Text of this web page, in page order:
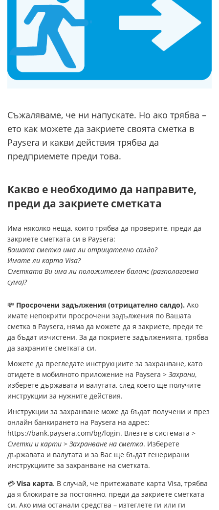
Съжаляваме, че ни напускате. Но ако трябва –
ето как можете да закриете своята сметка в
Paysera и какви действия трябва да
предприемете преди това.
Какво е необходимо да направите,
преди да закриете сметката
Има няколко неща, които трябва да проверите, преди да
закриете сметката си в Paysera:
Вашата сметка има ли отрицателно салдо?
Имате ли карта Visa?
Сметката Ви има ли положителен баланс (разполагаема
сума)?
💸 Просрочени задължения (отрицателно салдо). Ако
имате непокрити просрочени задължения по Вашата
сметка в Paysera, няма да можете да я закриете, преди те
да бъдат изчистени. За да покриете задълженията, трябва
да захраните сметката си.
Можете да прегледате инструкциите за захранване, като
отидете в мобилното приложение на Paysera > Захрани,
изберете държавата и валутата, след което ще получите
инструкции за нужните действия.
Инструкции за захранване може да бъдат получени и през
онлайн банкирането на Paysera на адрес:
https://bank.paysera.com/bg/login. Влезте в системата >
Сметки и карти > Захранване на сметка. Изберете
държавата и валутата и за Вас ще бъдат генерирани
инструкциите за захранване на сметката.
💳 Visa карта. В случай, че притежавате карта Visa, трябва
да я блокирате за постоянно, преди да закриете сметката
си. Ако има останали средства – изтеглете ги или ги